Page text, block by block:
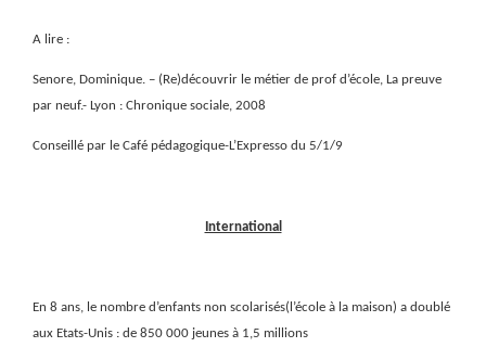
A lire :
Senore, Dominique. – (Re)découvrir le métier de prof d’école, La preuve
par neuf.- Lyon : Chronique sociale, 2008
Conseillé par le Café pédagogique-L’Expresso du 5/1/9
International
En 8 ans, le nombre d’enfants non scolarisés(l’école à la maison) a doublé
aux Etats-Unis : de 850 000 jeunes à 1,5 millions